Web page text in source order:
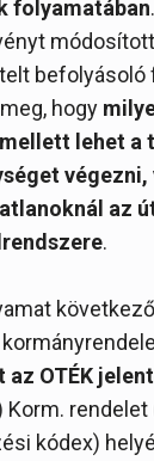
folyamatában
befolyásoló
hogy
lehet a
végezni,
az
.
OTÉK
Korm. rendelet
kódex)